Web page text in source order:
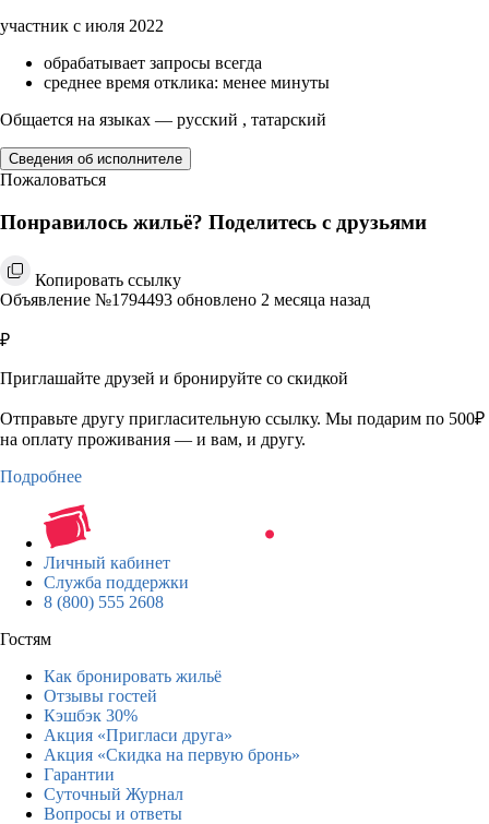
участник с июля 2022
обрабатывает запросы всегда
среднее время отклика: менее минуты
Общается на языках — русский , татарский
Сведения об исполнителе
Пожаловаться
Понравилось жильё? Поделитесь с друзьями
Копировать ссылку
Объявление №1794493 обновлено 2 месяца назад
₽
Приглашайте друзей и бронируйте со скидкой
Отправьте другу пригласительную ссылку. Мы подарим по 500₽
на оплату проживания — и вам, и другу.
Подробнее
Личный кабинет
Служба поддержки
8 (800) 555 2608
Гостям
Как бронировать жильё
Отзывы гостей
Кэшбэк 30%
Акция «Пригласи друга»
Акция «Скидка на первую бронь»
Гарантии
Суточный Журнал
Вопросы и ответы